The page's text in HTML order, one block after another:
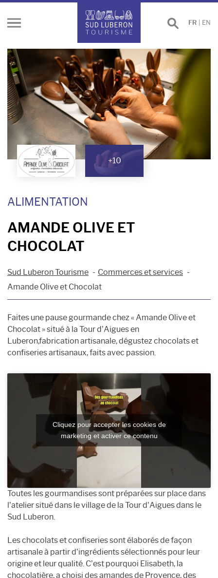
Ouvrir
Effectuer
une
FR EN
+10
ALIMENTATION
AMANDE OLIVE ET
CHOCOLAT
Sud Luberon Tourisme
Commerces et services
Amande Olive et Chocolat
Faites une pause gourmande chez « Amande Olive et
Chocolat » situé à la Tour d’Aigues en
Luberon,fabrication artisanale, dégustez chocolats et
confiseries artisanaux, faits avec passion.
Cliquez pour accepter les cookies de
marketing et activer ce contenu
Toutes les gourmandises sont préparées sur place dans
l’atelier situé dans le village de la Tour d’Aigues dans le
Sud Luberon.
Les chocolats et confiseries sont élaborés de façon
artisanale à partir d’ingrédients sélectionnés pour leur
origine et leur qualité. C’est pourquoi Elisabeth, la
chocolatière, a choisi des amandes de Provence, des